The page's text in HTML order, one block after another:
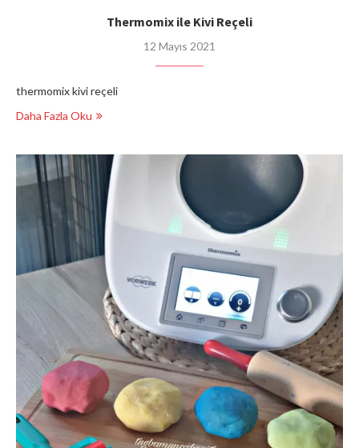
Thermomix ile Kivi Reçeli
12 Mayıs 2021
thermomix kivi reçeli
Daha Fazla Oku